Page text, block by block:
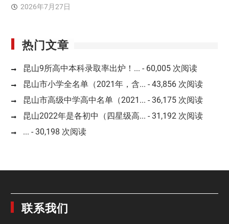
2026年7月27日
热门文章
昆山9所高中本科录取率出炉！... - 60,005 次阅读
昆山市小学全名单（2021年，含... - 43,856 次阅读
昆山市高级中学高中名单（2021... - 36,175 次阅读
昆山2022年是各初中（四星级高... - 31,192 次阅读
... - 30,198 次阅读
联系我们